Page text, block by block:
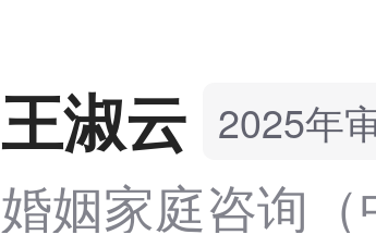
王淑云 2025年
婚姻家庭咨询（